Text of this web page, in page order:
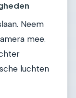
Neem
mee.
luchten